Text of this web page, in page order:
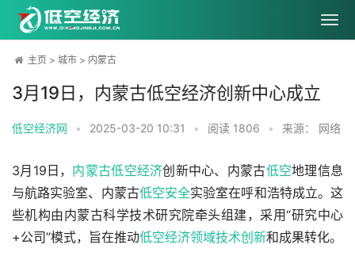
主页 > 城市 > 内蒙古
3月19日，内蒙古低空经济创新中心成立
低空经济网 • 2025-03-20 10:31 • 阅读 1806 • 来源： 网络
3月19日， 内蒙古低空经济创新中心、内蒙古低空地理信息
与航路实验室、内蒙古低空安全实验室在呼和浩特成立。这
些机构由内蒙古科学技术研究院牵头组建，采用“研究中心
+公司”模式，旨在推动低空经济领域技术创新和成果转化。